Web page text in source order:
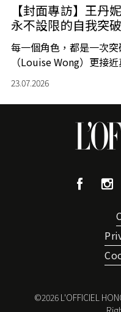
【封面專訪】王丹
永不設限的自我突破
每一個角色，都是一次
（Louise Wong）更接
23.07.2026
©2026L'OFFICIEL